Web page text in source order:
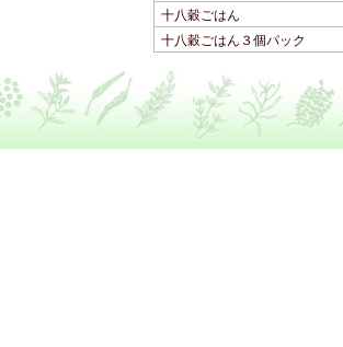
十八穀ごはん
十八穀ごはん３個パック